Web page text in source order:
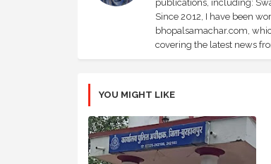
publications, including:
Since 2012, I have been
bhopalsamachar.com,
covering the latest news
YOU MIGHT LIKE